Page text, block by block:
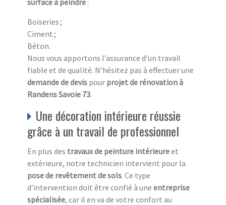
Boiseries ;
Ciment ;
Béton.
Nous vous apportons l’assurance d’un travail
fiable et de qualité. N’hésitez pas à effectuer une
demande de devis pour projet de rénovation à
Randens Savoie 73.
Une décoration intérieure réussie
grâce à un travail de professionnel
En plus des travaux de peinture intérieureet
extérieure, notre technicien intervient pour la
pose de revêtement de sols. Ce type
d’intervention doit être confié à une entreprise
spécialisée, car il en va de votre confort au